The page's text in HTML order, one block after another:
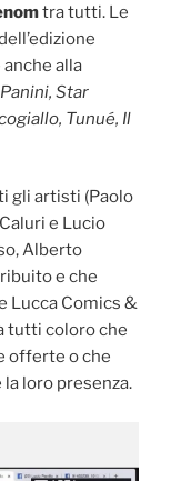
tra tutti. Le
alla
Panini, Star
Tunué, Il
gli artisti (Paolo
e Lucio
Alberto
e che
Lucca Comics &
tutti coloro che
offerte o che
loro presenza.